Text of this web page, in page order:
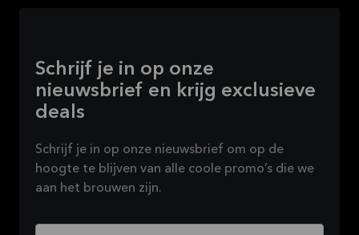
Schrijf je in op onze
nieuwsbrief en krijg exclusieve
deals
Schrijf je in op onze nieuwsbrief om op de
hoogte te blijven van alle coole promo’s die we
aan het brouwen zijn.